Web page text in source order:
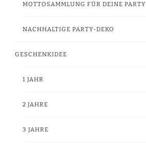
MOTTOSAMMLUNG FÜR DEINE PARTY
NACHHALTIGE PARTY-DEKO
GESCHENKIDEE
1 JAHR
2 JAHRE
3 JAHRE